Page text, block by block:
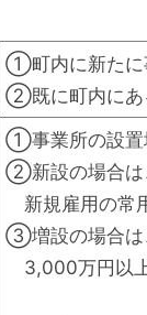
①町内に新たに
②既に町内にあ
①事業所の設置
②新設の場合は
新規雇用の常
③増設の場合は
3,000万円以